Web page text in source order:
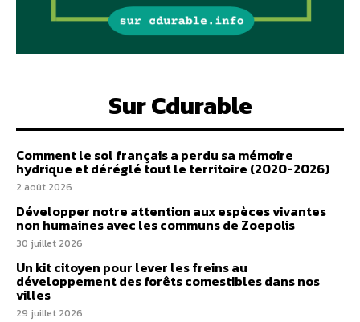
Sur Cdurable
Comment le sol français a perdu sa mémoire
hydrique et déréglé tout le territoire (2020-2026)
2 août 2026
Développer notre attention aux espèces vivantes
non humaines avec les communs de Zoepolis
30 juillet 2026
Un kit citoyen pour lever les freins au
développement des forêts comestibles dans nos
villes
29 juillet 2026